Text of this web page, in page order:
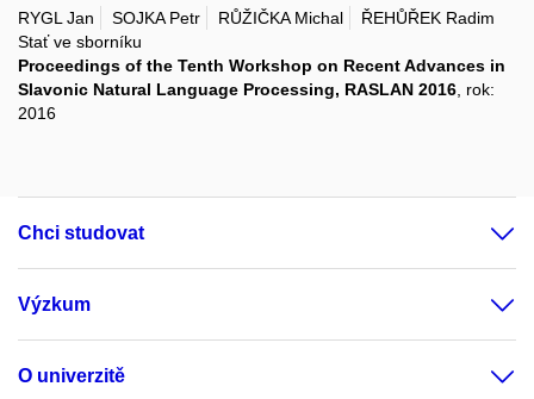
RYGL Jan SOJKA Petr RŮŽIČKA Michal
ŘEHŮŘEK Radim
Stať ve sborníku
Proceedings of the Tenth Workshop on Recent Advances in
Slavonic Natural Language Processing, RASLAN 2016 , rok:
2016
Chci studovat
Výzkum
O univerzitě